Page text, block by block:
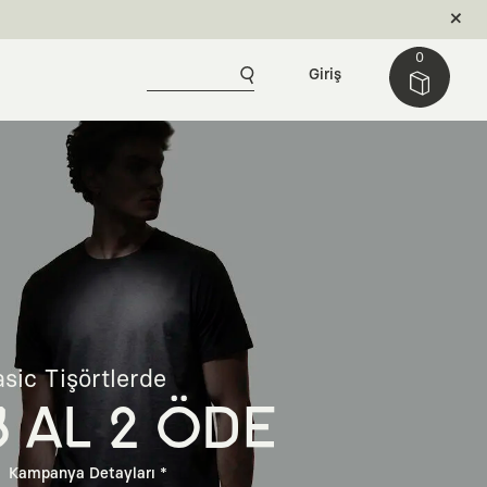
0
Giriş
Tişörtlerde
AL 2 ÖDE
Kampanya Detayları *